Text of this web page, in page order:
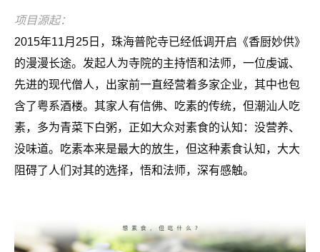
项目源起：
2015年11月25日，珠海普陀寺已经低调开启《香厨妙供》
的漫漫长途。发起人为寺院的主持悟和法师，一位虔诚、
先进的现代僧人，出家前一直经营着多家企业，其中也包
含了粤系酒楼。其家人有信佛、吃素的传统，但潮汕人吃
素，多为青菜下白粥，正如大众对素食的认知：没营养、
没味道。吃素本来是最大的放生，但这种素食认知，大大
阻碍了人们对其的选择，悟和法师，深有感触。